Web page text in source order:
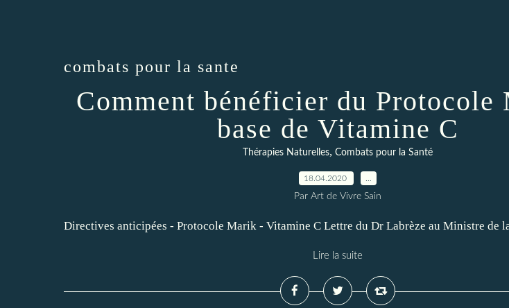
combats pour la sante
Comment bénéficier du Protocole
base de Vitamine C
Thérapies Naturelles, Combats pour la Santé
18.04.2020
Par Art de Vivre Sain
Directives anticipées - Protocole Marik - Vitamine C Lettre du Dr Labrèze au Ministre de
Lire la suite